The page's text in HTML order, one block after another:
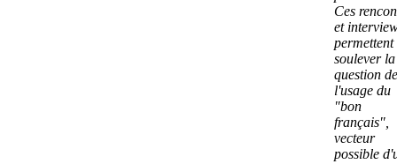
Ces
et
permettent
soulever la
question de
l'usage du
"bon
français",
vecteur
possible